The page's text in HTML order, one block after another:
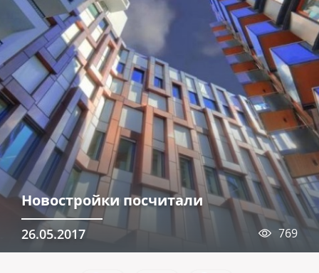
Новостройки посчитали
26.05.2017 769